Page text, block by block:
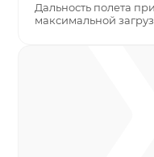
Дальность полета при
максимальной